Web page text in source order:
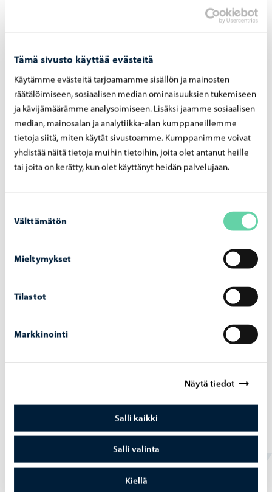
Tämä sivusto käyttää evästeitä
Käytämme evästeitä tarjoamamme sisällön ja mainosten
räätälöimiseen, sosiaalisen median ominaisuuksien tukemiseen
ja kävijämäärämme analysoimiseen. Lisäksi jaamme sosiaalisen
median, mainosalan ja analytiikka-alan kumppaneillemme
tietoja siitä, miten käytät sivustoamme. Kumppanimme voivat
yhdistää näitä tietoja muihin tietoihin, joita olet antanut heille
tai joita on kerätty, kun olet käyttänyt heidän palvelujaan.
valinta
Välttämätön
Mieltymykset
Tilastot
Markkinointi
Näytä tiedot
Salli kaikki
Salli valinta
Kiellä
ran­nal­le
Met­siä Vir­vi­kis­sä ja Ha­ka­sa­los­sa esi­te­tään
Ri­ta­rin­puis­ton pumptrack-​radan vii­meis­tel­
ty­työt käyn­nis­ty­vät